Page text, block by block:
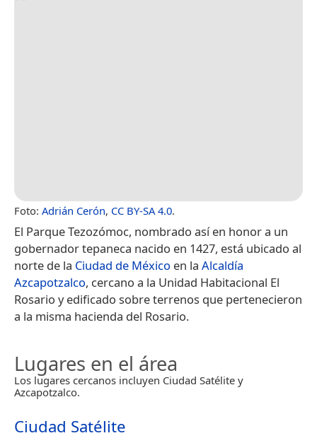
Foto: Adrián Cerón, CC BY-SA 4.0.
El Parque Tezozómoc, nombrado así en honor a un
gobernador tepaneca nacido en 1427, está ubicado al
norte de la Ciudad de México en la Alcaldía
Azcapotzalco, cercano a la Unidad Habitacional El
Rosario y edificado sobre terrenos que pertenecieron
a la misma hacienda del Rosario.
Lugares en el área
Los lugares cercanos incluyen Ciudad Satélite y
Azcapotzalco.
Ciudad Satélite